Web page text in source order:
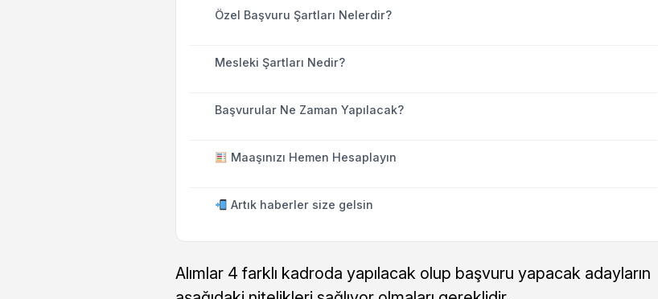
Özel Başvuru Şartları Nelerdir?
Mesleki Şartları Nedir?
Başvurular Ne Zaman Yapılacak?
Maaşınızı Hemen Hesaplayın
Artık haberler size gelsin
Alımlar 4 farklı kadroda yapılacak olup başvuru yapacak adayların